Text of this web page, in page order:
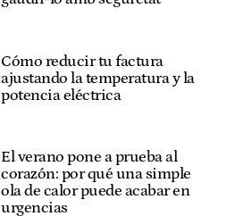
Cómo reducir tu factura
ajustando la temperatura y la
potencia eléctrica
El verano pone a prueba al
corazón: por qué una simple
ola de calor puede acabar en
urgencias